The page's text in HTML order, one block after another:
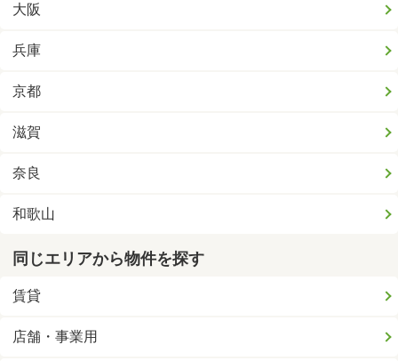
大阪
兵庫
京都
滋賀
奈良
和歌山
同じエリアから物件を探す
賃貸
店舗・事業用